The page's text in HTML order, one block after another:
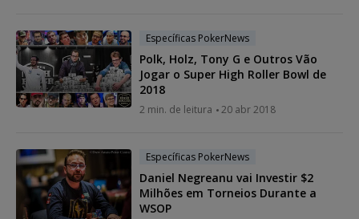
Específicas PokerNews
Polk, Holz, Tony G e Outros Vão
Jogar o Super High Roller Bowl de
2018
2 min. de leitura 20 abr 2018
Específicas PokerNews
Daniel Negreanu vai Investir $2
Milhões em Torneios Durante a
WSOP